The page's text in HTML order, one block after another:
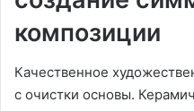
композиции
Качественное
с очистки основы.